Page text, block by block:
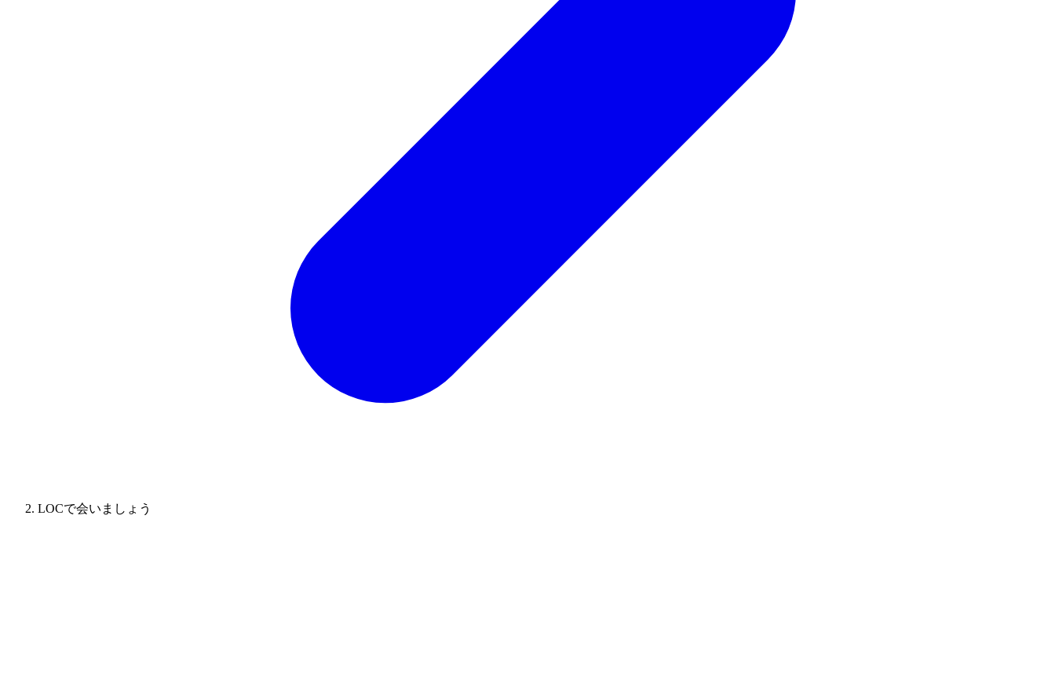
LOCで会いましょう